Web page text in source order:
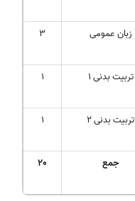
زبان عمومی 3
تربیت بدنی 1 1
تربیت بدنی 2 1
جمع 20